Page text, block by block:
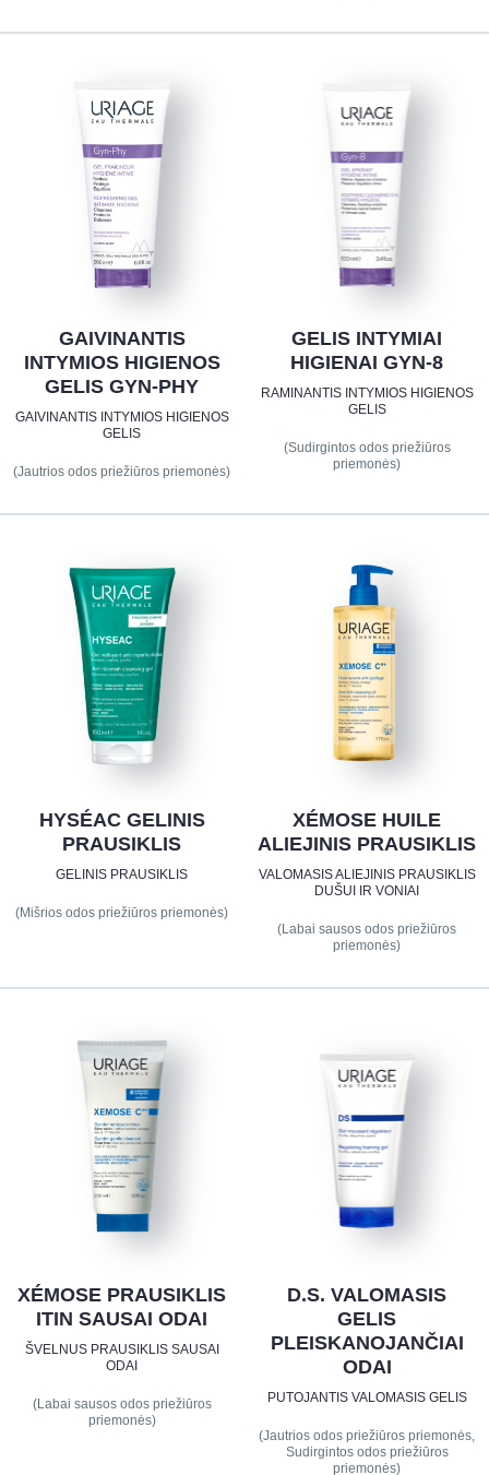
GAIVINANTIS
INTYMIOS HIGIENOS
GELIS GYN-PHY
GAIVINANTIS INTYMIOS HIGIENOS
GELIS
(Jautrios odos priežiūros priemonės)
GELIS INTYMIAI
HIGIENAI GYN-8
RAMINANTIS INTYMIOS HIGIENOS
GELIS
(Sudirgintos odos priežiūros
priemonės)
HYSÉAC GELINIS
PRAUSIKLIS
GELINIS PRAUSIKLIS
(Mišrios odos priežiūros priemonės)
XÉMOSE HUILE
ALIEJINIS PRAUSIKLIS
VALOMASIS ALIEJINIS PRAUSIKLIS
DUŠUI IR VONIAI
(Labai sausos odos priežiūros
priemonės)
XÉMOSE PRAUSIKLIS
ITIN SAUSAI ODAI
ŠVELNUS PRAUSIKLIS SAUSAI
ODAI
(Labai sausos odos priežiūros
priemonės)
D.S. VALOMASIS
GELIS
PLEISKANOJANČIAI
ODAI
PUTOJANTIS VALOMASIS GELIS
(Jautrios odos priežiūros priemonės,
Sudirgintos odos priežiūros
priemonės)